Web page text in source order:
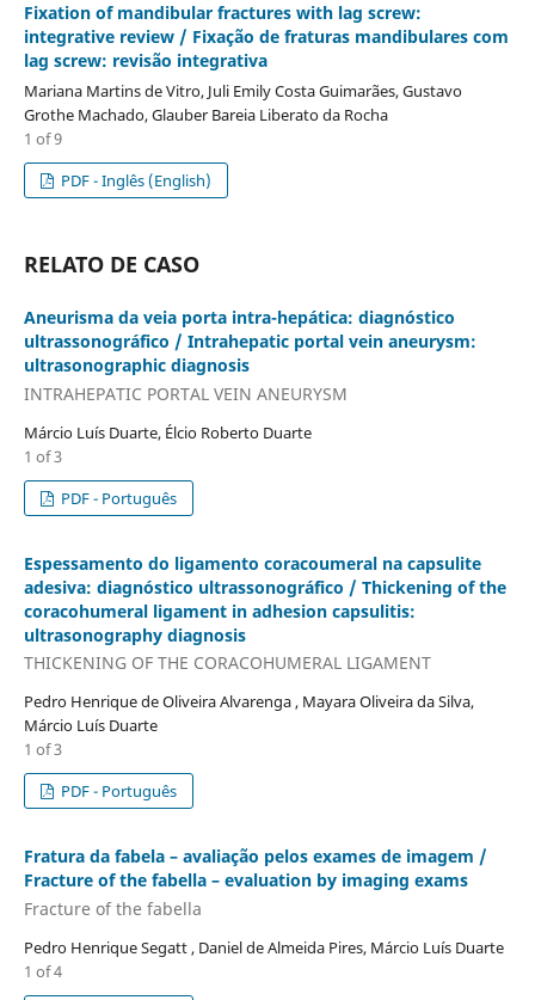
Fixation of mandibular fractures with lag screw:
integrative review / Fixação de fraturas mandibulares com
lag screw: revisão integrativa
Mariana Martins de Vitro, Juli Emily Costa Guimarães, Gustavo
Grothe Machado, Glauber Bareia Liberato da Rocha
1 of 9
PDF - Inglês (English)
RELATO DE CASO
Aneurisma da veia porta intra-hepática: diagnóstico
ultrassonográfico / Intrahepatic portal vein aneurysm:
ultrasonographic diagnosis
INTRAHEPATIC PORTAL VEIN ANEURYSM
Márcio Luís Duarte, Élcio Roberto Duarte
1 of 3
PDF - Português
Espessamento do ligamento coracoumeral na capsulite
adesiva: diagnóstico ultrassonográfico / Thickening of the
coracohumeral ligament in adhesion capsulitis:
ultrasonography diagnosis
THICKENING OF THE CORACOHUMERAL LIGAMENT
Pedro Henrique de Oliveira Alvarenga , Mayara Oliveira da Silva,
Márcio Luís Duarte
1 of 3
PDF - Português
Fratura da fabela – avaliação pelos exames de imagem /
Fracture of the fabella – evaluation by imaging exams
Fracture of the fabella
Pedro Henrique Segatt , Daniel de Almeida Pires, Márcio Luí­s Duarte
1 of 4